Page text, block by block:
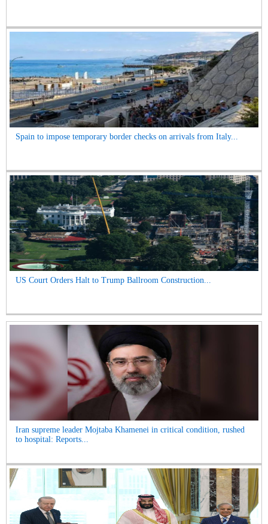
Spain to impose temporary border checks on arrivals from Italy...
US Court Orders Halt to Trump Ballroom Construction...
Iran supreme leader Mojtaba Khamenei in critical condition, rushed
to hospital: Reports...